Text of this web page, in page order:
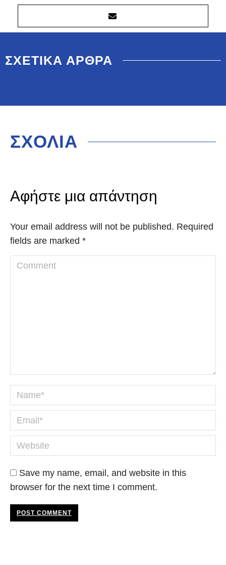
ΣΧΕΤΙΚΑ ΑΡΘΡΑ
ΣΧΟΛΙΑ
Αφήστε μια απάντηση
Your email address will not be published. Required
fields are marked *
Comment
Name *
Email *
Website
Save my name, email, and website in this
browser for the next time I comment.
POST COMMENT